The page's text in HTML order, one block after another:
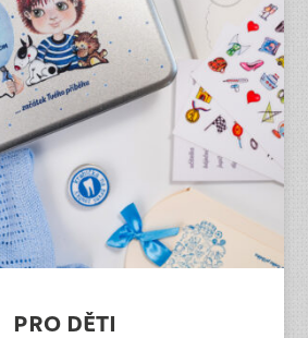
PRO DĚTI